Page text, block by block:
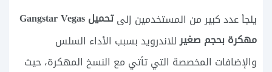
يلجأ عدد كبير من المستخدمين إلى
تحميل Gangstar Vegas
مهكرة بحجم صغيرللاندرويد بسبب الأداء السلس
والإضافات المخصصة التي تأتي مع النسخ المهكرة، حيث